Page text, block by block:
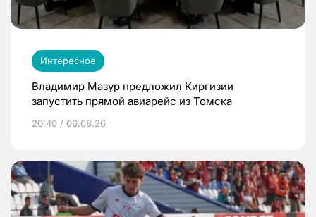
Интересное
Владимир Мазур предложил Киргизии
запустить прямой авиарейс из Томска
20:40 / 06.08.26